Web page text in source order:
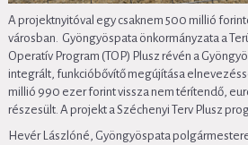
A projektnyitóval egy csaknem 500 millió
városban. Gyöngyöspata önkormányzata a
Operatív Program (TOP) Plusz révén a
integrált, funkcióbővítő megújítása
millió 990 ezer forint vissza nem térítendő,
részesült. A projekt a Széchenyi Terv Plusz
Hevér Lászlóné, Gyöngyöspata